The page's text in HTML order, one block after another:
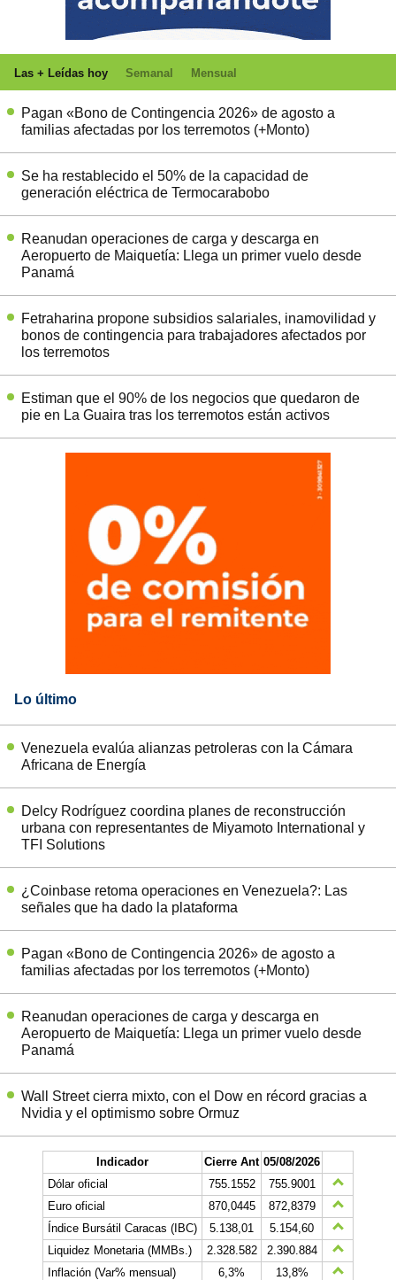
Las + Leídas hoy Semanal Mensual
Pagan «Bono de Contingencia 2026» de agosto a
familias afectadas por los terremotos (+Monto)
Se ha restablecido el 50% de la capacidad de
generación eléctrica de Termocarabobo
Reanudan operaciones de carga y descarga en
Aeropuerto de Maiquetía: Llega un primer vuelo desde
Panamá
Fetraharina propone subsidios salariales, inamovilidad y
bonos de contingencia para trabajadores afectados por
los terremotos
Estiman que el 90% de los negocios que quedaron de
pie en La Guaira tras los terremotos están activos
Lo último
Venezuela evalúa alianzas petroleras con la Cámara
Africana de Energía
Delcy Rodríguez coordina planes de reconstrucción
urbana con representantes de Miyamoto International y
TFI Solutions
¿Coinbase retoma operaciones en Venezuela?: Las
señales que ha dado la plataforma
Pagan «Bono de Contingencia 2026» de agosto a
familias afectadas por los terremotos (+Monto)
Reanudan operaciones de carga y descarga en
Aeropuerto de Maiquetía: Llega un primer vuelo desde
Panamá
Wall Street cierra mixto, con el Dow en récord gracias a
Nvidia y el optimismo sobre Ormuz
Indicador Cierre Ant 05/08/2026
Dólar oficial
755.1552
755.9001
Euro oficial
870,0445
872,8379
Índice Bursátil Caracas (IBC)
5.138,01
5.154,60
Liquidez Monetaria (MMBs.)
2.328.582
2.390.884
Inflación (Var% mensual)
6,3%
13,8%